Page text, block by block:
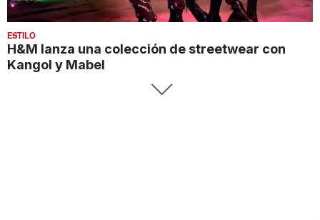
ESTILO
H&M lanza una colección de streetwear con
Kangol y Mabel